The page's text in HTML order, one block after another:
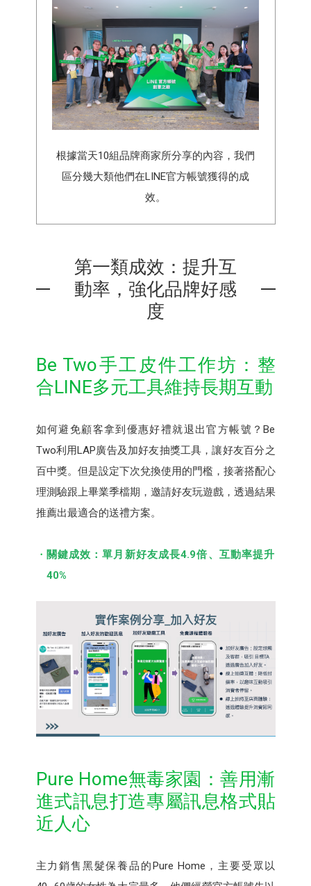
根據當天10組品牌商家所分享的內容，我們
區分幾大類他們在LINE官方帳號獲得的成
效。
第一類成效：提升互
動率，強化品牌好感
度
Be Two手工皮件⼯作坊：整
合LINE多元工具維持長期互動
如何避免顧客拿到優惠好禮就退出官方帳號？Be
Two利用LAP廣告及加好友抽獎⼯具，讓好友百分之
百中獎。但是設定下次兌換使用的門檻，接著搭配心
理測驗跟上畢業季檔期，邀請好友玩遊戲，透過結果
推薦出最適合的送禮方案。
關鍵成效：單月新好友成長4.9倍、互動率提升
40%
Pure Home無毒家園：善用漸
進式訊息打造專屬訊息格式貼
近人心
主力銷售黑髮保養品的Pure Home，主要受眾以